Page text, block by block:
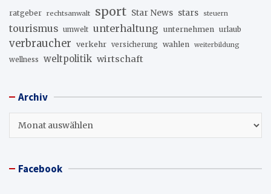
ratgeber rechtsanwalt sport Star News stars steuern
tourismus umwelt unterhaltung unternehmen urlaub
verbraucher verkehr versicherung wahlen weiterbildung
wellness weltpolitik wirtschaft
Archiv
Facebook